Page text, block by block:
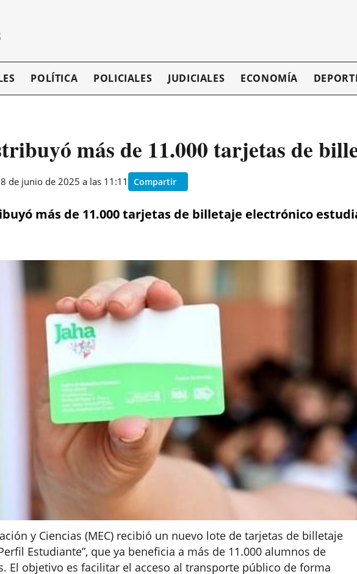
POLÍTICA POLICIALES JUDICIALES ECONOMÍA
más de 11.000 tarjetas de
de junio de 2025 a las 11:11 Compartir
más de 11.000 tarjetas de billetaje electrónico
y Ciencias (MEC) recibió un nuevo lote de tarjetas de billetaje
Estudiante”, que ya beneficia a más de 11.000 alumnos de
El objetivo es facilitar el acceso al transporte público de forma